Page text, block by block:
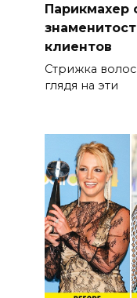
Парикмахер
клиентов
Стрижка волос
глядя на эти